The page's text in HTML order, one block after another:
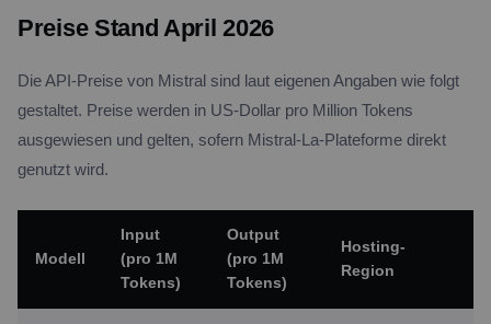
Preise Stand April 2026
Die API-Preise von Mistral sind laut eigenen Angaben wie folgt
gestaltet. Preise werden in US-Dollar pro Million Tokens
ausgewiesen und gelten, sofern Mistral-La-Plateforme direkt
genutzt wird.
Modell
Input
(pro 1M
Tokens)
Output
(pro 1M
Tokens)
Hosting-
Region